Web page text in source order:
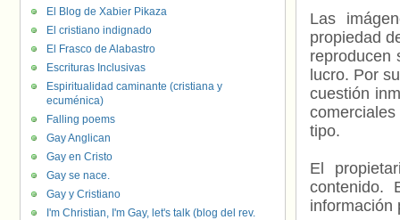
Las
propiedad
reproducen
lucro. Por
cuestión
tipo.
El
contenido.
información
El Blog de Xabier Pikaza
El cristiano indignado
El Frasco de Alabastro
Escrituras Inclusivas
Espiritualidad caminante (cristiana y
ecuménica)
Falling poems
Gay Anglican
Gay en Cristo
Gay se nace.
Gay y Cristiano
I'm Christian, I'm Gay, let's talk (blog del rev.